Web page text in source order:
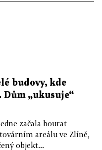
budovy, kde
Dům „ukusuje“
začala bourat
areálu ve Zlíně,
objekt...